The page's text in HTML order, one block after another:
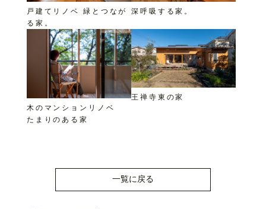
戸建てリノベ 緑とつなが
る家。
深呼吸する家。
木のマンションリノベ
たまりのある家
王禅寺東の家
一覧に戻る